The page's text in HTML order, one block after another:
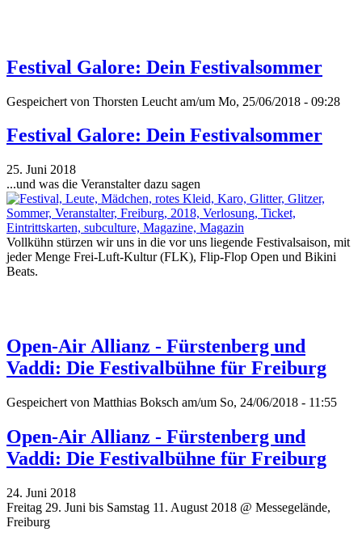
Festival Galore: Dein Festivalsommer
Gespeichert von Thorsten Leucht am/um Mo, 25/06/2018 - 09:28
Festival Galore: Dein Festivalsommer
25. Juni 2018
...und was die Veranstalter dazu sagen
Vollkühn stürzen wir uns in die vor uns liegende Festivalsaison, mit
jeder Menge Frei-Luft-Kultur (FLK), Flip-Flop Open und Bikini
Beats.
Open-Air Allianz - Fürstenberg und
Vaddi: Die Festivalbühne für Freiburg
Gespeichert von Matthias Boksch am/um So, 24/06/2018 - 11:55
Open-Air Allianz - Fürstenberg und
Vaddi: Die Festivalbühne für Freiburg
24. Juni 2018
Freitag 29. Juni bis Samstag 11. August 2018 @ Messegelände,
Freiburg